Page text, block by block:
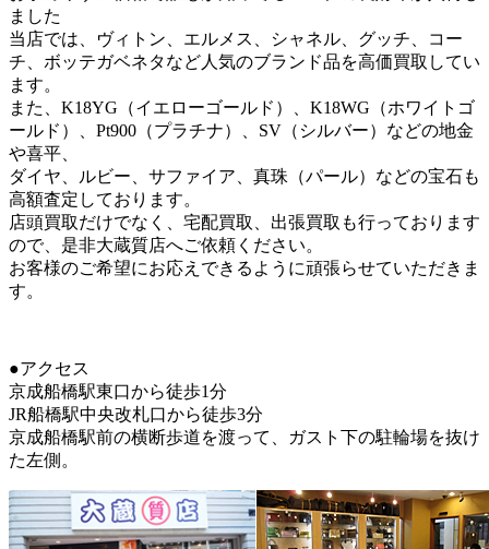
ました
当店では、ヴィトン、エルメス、シャネル、グッチ、コー
チ、ボッテガベネタなど人気のブランド品を高価買取してい
ます。
また、K18YG（イエローゴールド）、K18WG（ホワイトゴ
ールド）、Pt900（プラチナ）、SV（シルバー）などの地金
や喜平、
ダイヤ、ルビー、サファイア、真珠（パール）などの宝石も
高額査定しております。
店頭買取だけでなく、宅配買取、出張買取も行っております
ので、是非大蔵質店へご依頼ください。
お客様のご希望にお応えできるように頑張らせていただきま
す。
●アクセス
京成船橋駅東口から徒歩1分
JR船橋駅中央改札口から徒歩3分
京成船橋駅前の横断歩道を渡って、ガスト下の駐輪場を抜け
た左側。